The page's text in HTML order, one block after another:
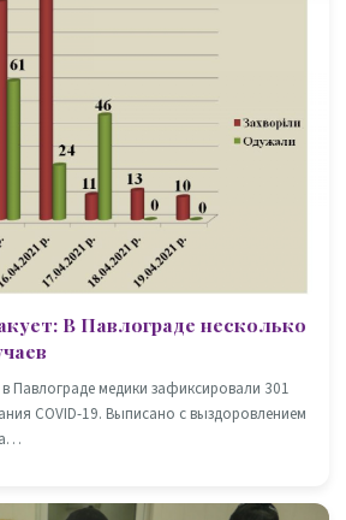
В Павлограде несколько
Павлограде медики зафиксировали 301
COVID-19. Выписано с выздоровлением